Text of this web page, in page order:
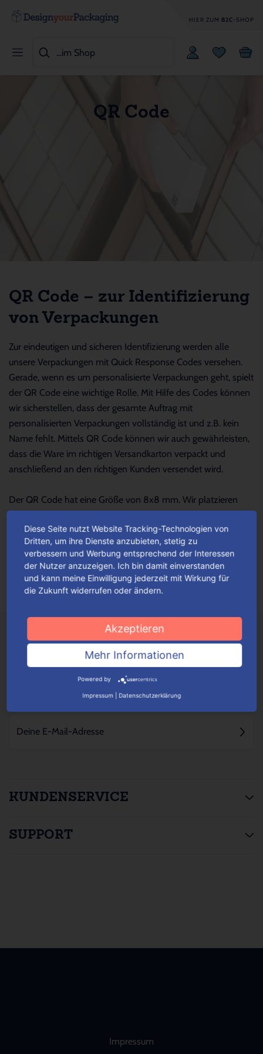
HIER ZUM B2C-SHOP
QR Code
QR Code – zur Identifizierung
von Verpackungen
Zur eindeutigen und sicheren Identifizierung werden alle
unsere Verpackungen mit Quick Response Codes versehen.
Gerade, wenn es um personalisierte Verpackungen geht, spielt
der QR Code eine wichtige Rolle. Mit Hilfe des Codes können
wir sicherstellen, dass der gesamte Auftrag mit
personalisierten Verpackungen vollständig ist und z.B. kein
Name fehlt. Mittels QR Code können wir auch gewährleisten,
dass die Ware im richtigen Versandkarton verpackt und
anschließend an den richtigen Kunden versendet wird.
Der QR Code hat eine Größe von 8x8 mm. Wir platzieren
möglich. Generell wird der QR Code an einer Lasche
angebracht, sodass er im zusammengefalteten Zustand der
Verpackung nicht sichtbar ist. Um volle Lesbarkeit zu
gewährleisten, drucken wir den QR Code lediglich in Schwarz.
KUNDENSERVICE
SUPPORT
NICHTS MEHR VERPASSEN - NEWSLETTER ABONNIEREN!
Impressum
Diese Seite nutzt Website Tracking-Technologien von
Dritten, um ihre Dienste anzubieten, stetig zu
verbessern und Werbung entsprechend der Interessen
der Nutzer anzuzeigen. Ich bin damit einverstanden
und kann meine Einwilligung jederzeit mit Wirkung für
die Zukunft widerrufen oder ändern.
Akzeptieren
Mehr Informationen
Powered by
Impressum Datenschutzerklärung